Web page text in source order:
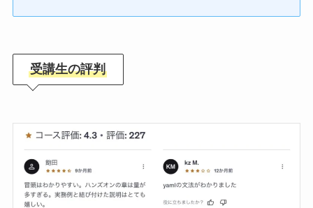
受講生の評判